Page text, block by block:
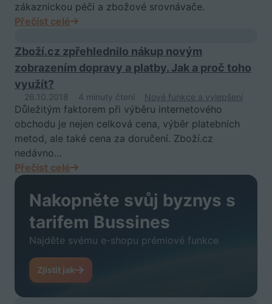
zákaznickou péči a zbožové srovnávače.
Přečíst celé
Zboží.cz zpřehlednilo nákup novým
zobrazením dopravy a platby. Jak a proč toho
využít?
26.10.2018 4 minuty čtení Nové funkce a vylepšení
Důležitým faktorem při výběru internetového
obchodu je nejen celková cena, výběr platebních
metod, ale také cena za doručení. Zboží.cz
nedávno…
Přečíst celé
Nakopněte svůj byznys s
tarifem Bussines
Najděte svému e-shopu prémiové funkce
Zjistit jak